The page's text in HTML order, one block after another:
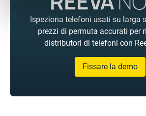
Ispeziona telefoni usati su larga
prezzi di permuta accurati per
distributori di telefoni con
Fissare la demo